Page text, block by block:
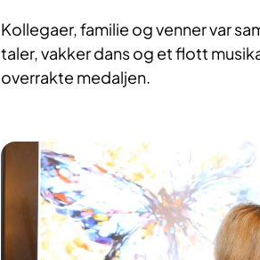
​Kollegaer, familie og venner var
taler, vakker dans og et flott
overrakte medaljen.